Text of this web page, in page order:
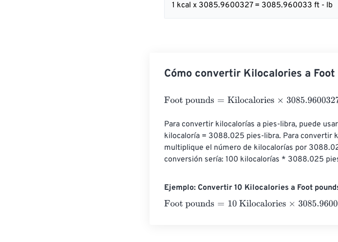
1 kcal x 3085.9600327 = 3085.960033 ft - lb
Cómo convertir Kilocalories a Foot
Foot pounds=Kilocalories×3085.9600327
Para convertir kilocalorías a pies-libra, puede
kilocaloría = 3088.025 pies-libra. Para convertir
multiplique el número de kilocalorías por
conversión sería: 100 kilocalorías * 3088.025
Ejemplo: Convertir 10 Kilocalories a Foot
Foot pounds=10 Kilocalories×3085.9600327=